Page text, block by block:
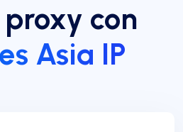
con
Asia IP